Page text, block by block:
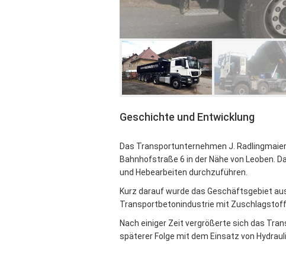
Geschichte und Entwicklung
Das Transportunternehmen J.
Bahnhofstraße 6 in der Nähe von Leoben.
und Hebearbeiten durchzuführen.
Kurz darauf wurde das Geschäftsgebiet
Transportbetonindustrie mit
Nach einiger Zeit vergrößerte sich das
späterer Folge mit dem Einsatz von